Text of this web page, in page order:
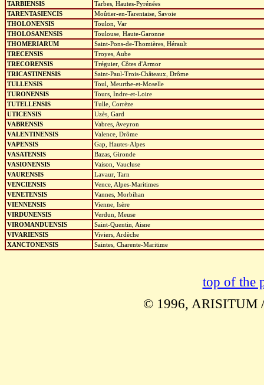
TARBIENSIS
Tarbes, Hautes-Pyrénées
TARENTASIENCIS
Moûtier-en-Tarentaise, Savoie
THOLONENSIS
Toulon, Var
THOLOSANENSIS
Toulouse, Haute-Garonne
THOMERIARUM
Saint-Pons-de-Thomières, Hérault
TRECENSIS
Troyes, Aube
TRECORENSIS
Tréguier, Côtes d'Armor
TRICASTINENSIS
Saint-Paul-Trois-Châteaux, Drôme
TULLENSIS
Toul, Meurthe-et-Moselle
TURONENSIS
Tours, Indre-et-Loire
TUTELLENSIS
Tulle, Corrèze
UTICENSIS
Uzès, Gard
VABRENSIS
Vabres, Aveyron
VALENTINENSIS
Valence, Drôme
VAPENSIS
Gap, Hautes-Alpes
VASATENSIS
Bazas, Gironde
VASIONENSIS
Vaison, Vaucluse
VAURENSIS
Lavaur, Tarn
VENCIENSIS
Vence, Alpes-Maritimes
VENETENSIS
Vannes, Morbihan
VIENNENSIS
Vienne, Isère
VIRDUNENSIS
Verdun, Meuse
VIROMANDUENSIS
Saint-Quentin, Aisne
VIVARIENSIS
Viviers, Ardèche
XANCTONENSIS
Saintes, Charente-Maritime
top of the
© 1996, ARISITUM